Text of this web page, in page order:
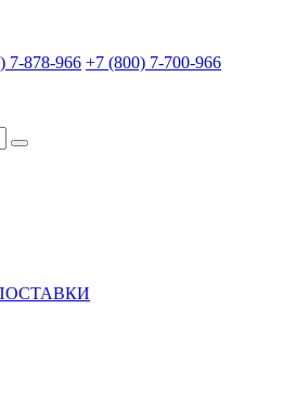
7-878-966 +7 (800) 7-700-966